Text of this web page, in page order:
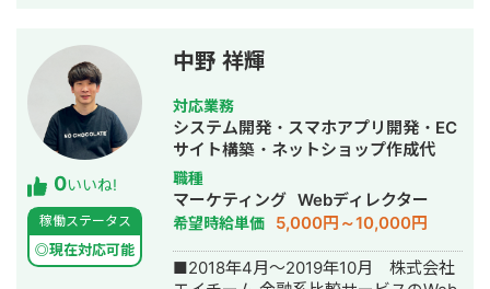
した。また、ページのコンテンツが作
られていない（CVRが低い）状態で広
告の運用を行っていたため、広告費の
削減およびコンテンツを早急に行い、
コンテンツの作りこみと広告の最適化
を行いました。結果として売上は7.5
倍、売上高広告比率も20％に抑えるこ
とでAmazon単体を赤字から黒字転換
しました。 ③男性向け商材取扱メーカ
ー様 Amazon：約1年で月商50万→月商
1,500万 数年前まではWEB広告等を使
press/ 🔥CV獲得最大化のためのSEOコ
ンサルティング
https://andmedia.co.jp/owned-lead/
🧠生成AIからの推薦を増やすLLMO対策
https://andmedia.co.jp/and-llmo/
0いいね!
稼働ステータス
◎現在対応可能
中野 祥輝
対応業務
システム開発・スマホアプリ開発・EC
サイト構築・ネットショップ作成代
行・SEO対策・ホームページ制作・作
成・リスティング広告運用代行・オウ
ンドメディア制作・構築・運用代行
職種
マーケティング Webディレクター
希望時給単価 5,000円～10,000円
■2018年4月〜2019年10月 株式会社